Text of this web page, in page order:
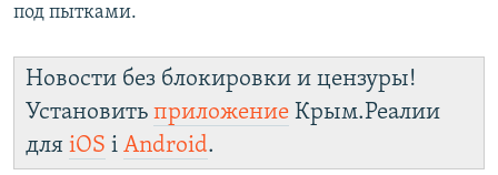
под пытками.
Новости без блокировки и цензуры!
Установить приложение Крым.Реалии
для iOS і Android.